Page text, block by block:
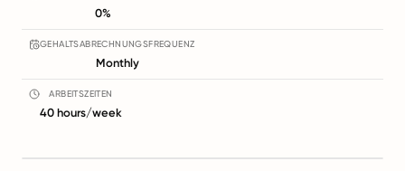
0%
GEHALTSABRECHNUNGSFREQUENZ
Monthly
ARBEITSZEITEN
40 hours/week